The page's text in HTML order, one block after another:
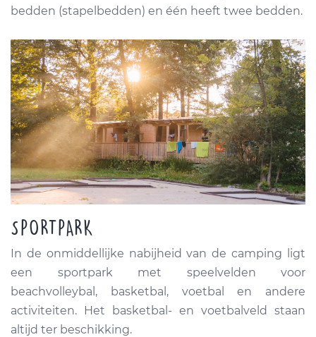
bedden (stapelbedden) en één heeft twee bedden.
SPORTPARK
In de onmiddellijke nabijheid van de camping ligt
een sportpark met speelvelden voor
beachvolleybal, basketbal, voetbal en andere
activiteiten. Het basketbal- en voetbalveld staan
altijd ter beschikking.